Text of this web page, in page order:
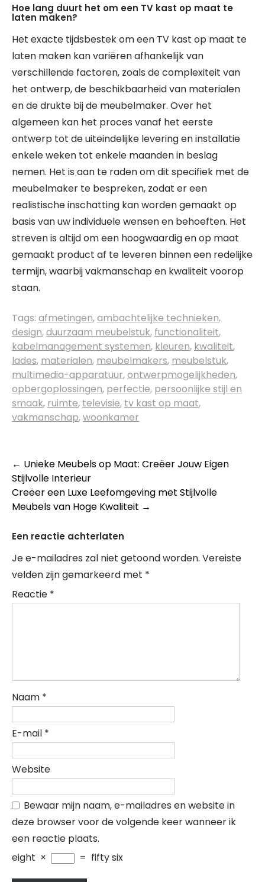
Hoe lang duurt het om een TV kast op maat te
laten maken?
Het exacte tijdsbestek om een TV kast op maat te
laten maken kan variëren afhankelijk van
verschillende factoren, zoals de complexiteit van
het ontwerp, de beschikbaarheid van materialen
en de drukte bij de meubelmaker. Over het
algemeen kan het proces vanaf het eerste
ontwerp tot de uiteindelijke levering en installatie
enkele weken tot enkele maanden in beslag
nemen. Het is aan te raden om dit specifiek met de
meubelmaker te bespreken, zodat er een
realistische inschatting kan worden gemaakt op
basis van uw individuele wensen en behoeften. Het
streven is altijd om een hoogwaardig en op maat
gemaakt product af te leveren binnen een redelijke
termijn, waarbij vakmanschap en kwaliteit voorop
staan.
Tags: afmetingen,ambachtelijke technieken,
design,duurzaam meubelstuk, functionaliteit,
kabelmanagement systemen, kleuren, kwaliteit,
lades, materialen, meubelmakers, meubelstuk,
multimedia-apparatuur,ontwerpmogelijkheden,
opbergoplossingen, perfectie, persoonlijke stijl en
smaak, ruimte, televisie, tv kast op maat,
vakmanschap,woonkamer
Berichtnavigatie
← Unieke Meubels op Maat: Creëer Jouw Eigen
Stijlvolle Interieur
Creëer een Luxe Leefomgeving met Stijlvolle
Meubels van Hoge Kwaliteit →
Een reactie achterlaten
Je e-mailadres zal niet getoond worden. Vereiste
velden zijn gemarkeerd met *
Reactie *
Naam *
E-mail *
Website
Bewaar mijn naam, e-mailadres en website in
deze browser voor de volgende keer wanneer ik
een reactie plaats.
eight × = fifty six